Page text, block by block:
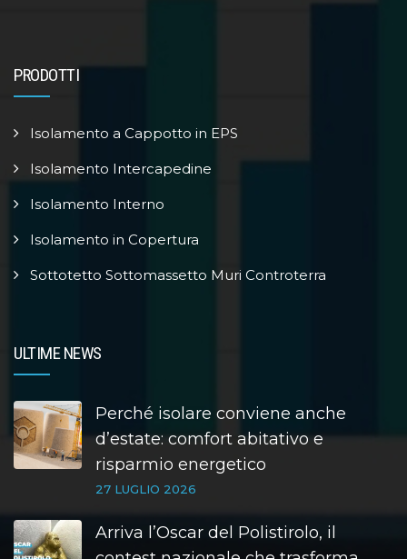
PRODOTTI
Isolamento a Cappotto in EPS
Isolamento Intercapedine
Isolamento Interno
Isolamento in Copertura
Sottotetto Sottomassetto Muri Controterra
ULTIME NEWS
Perché isolare conviene anche
d’estate: comfort abitativo e
risparmio energetico
27 LUGLIO 2026
Arriva l’Oscar del Polistirolo, il